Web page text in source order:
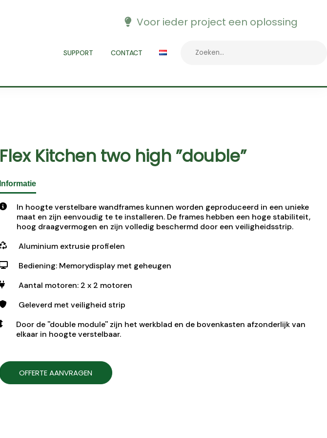
Voor ieder project een oplossing
SUPPORT CONTACT
Flex Kitchen two high ”double”
Informatie
In hoogte verstelbare wandframes kunnen worden geproduceerd in een unieke
maat en zijn eenvoudig te te installeren. De frames hebben een hoge stabiliteit,
hoog draagvermogen en zijn volledig beschermd door een veiligheidsstrip.
Aluminium extrusie profielen
Bediening: Memorydisplay met geheugen
Aantal motoren: 2 x 2 motoren
Geleverd met veiligheid strip
Door de ''double module'' zijn het werkblad en de bovenkasten afzonderlijk van
elkaar in hoogte verstelbaar.
OFFERTE AANVRAGEN